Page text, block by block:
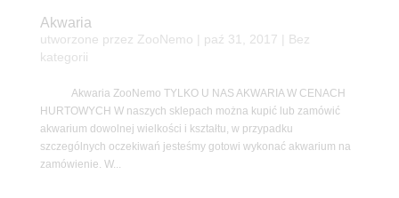
Akwaria
utworzone przez ZooNemo paź 31, 2017 | Bez
kategorii
Akwaria ZooNemo TYLKO U NAS AKWARIA W CENACH
HURTOWYCH W naszych sklepach można kupić lub zamówić
akwarium dowolnej wielkości i kształtu, w przypadku
szczególnych oczekiwań jesteśmy gotowi wykonać akwarium na
zamówienie. W...